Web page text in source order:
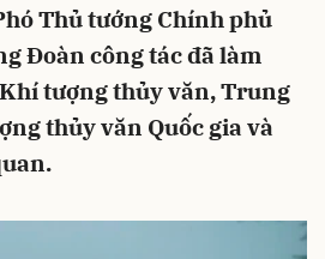
Thủ tướng Chính phủ
Đoàn công tác đã làm
tượng thủy văn, Trung
thủy văn Quốc gia và